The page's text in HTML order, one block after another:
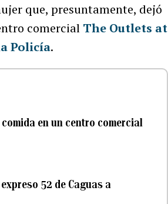
que, presuntamente, dejó
comercial The Outlets at
Policía.
en un centro comercial
52 de Caguas a